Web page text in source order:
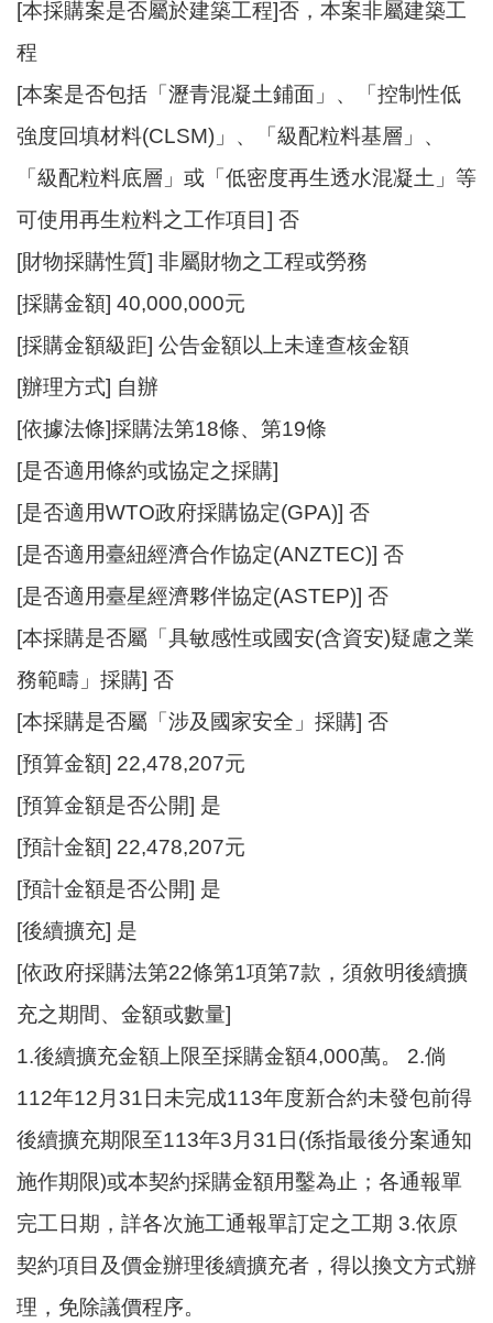
訊
錄
相
關
資
料
回
頁
網
站
覽
市
政
箱
常
見
題
桃
園
政
府
E
n
g
l
i
h
隱
私
政
策
政
網
站
料
[本採購案是否屬於建築工程]否，本案非屬建築工
程
[本案是否包括「瀝青混凝土鋪面」、「控制性低
強度回填材料(CLSM)」、「級配粒料基層」、
「級配粒料底層」或「低密度再生透水混凝土」等
可使用再生粒料之工作項目] 否
[財物採購性質] 非屬財物之工程或勞務
[採購金額] 40,000,000元
[採購金額級距] 公告金額以上未達查核金額
[辦理方式] 自辦
[依據法條]採購法第18條、第19條
[是否適用條約或協定之採購]
[是否適用WTO政府採購協定(GPA)] 否
[是否適用臺紐經濟合作協定(ANZTEC)] 否
[是否適用臺星經濟夥伴協定(ASTEP)] 否
[本採購是否屬「具敏感性或國安(含資安)疑慮之業
務範疇」採購] 否
[本採購是否屬「涉及國家安全」採購] 否
[預算金額] 22,478,207元
[預算金額是否公開] 是
[預計金額] 22,478,207元
[預計金額是否公開] 是
[後續擴充] 是
[依政府採購法第22條第1項第7款，須敘明後續擴
充之期間、金額或數量]
1.後續擴充金額上限至採購金額4,000萬。 2.倘
112年12月31日未完成113年度新合約未發包前得
後續擴充期限至113年3月31日(係指最後分案通知
施作期限)或本契約採購金額用鑿為止；各通報單
完工日期，詳各次施工通報單訂定之工期 3.依原
契約項目及價金辦理後續擴充者，得以換文方式辦
理，免除議價程序。